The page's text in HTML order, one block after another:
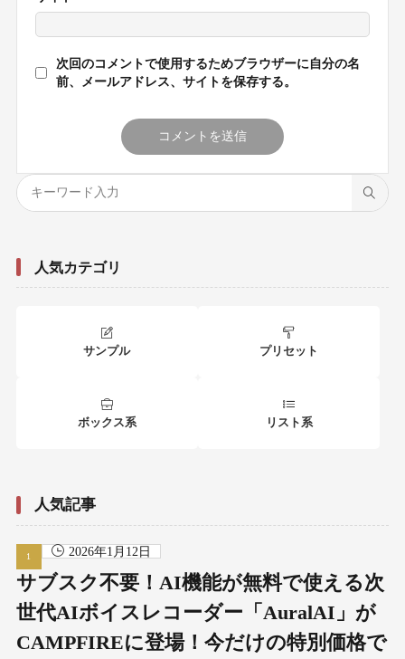
次回のコメントで使用するためブラウザーに自分の名
前、メールアドレス、サイトを保存する。
人気カテゴリ
サンプル プリセット
ボックス系 リスト系
人気記事
2026年1月12日
サブスク不要！AI機能が無料で使える次
世代AIボイスレコーダー「AuralAI」が
CAMPFIREに登場！今だけの特別価格で